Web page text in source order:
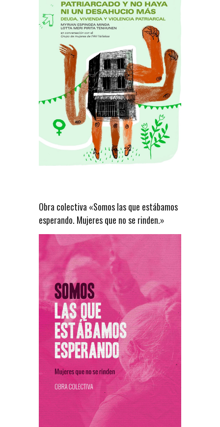
Obra colectiva «Somos las que estábamos
esperando. Mujeres que no se rinden.»